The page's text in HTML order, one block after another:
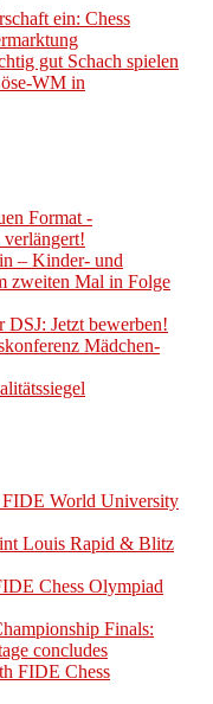
ein: Chess
gut Schach spielen
WM in
Format -
verlängert!
– Kinder- und
zweiten Mal in Folge
Jetzt bewerben!
Mädchen-
FIDE World University
Louis Rapid & Blitz
Chess Olympiad
Finals:
concludes
FIDE Chess